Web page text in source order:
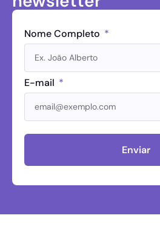
Nome Completo
E-mail
Enviar